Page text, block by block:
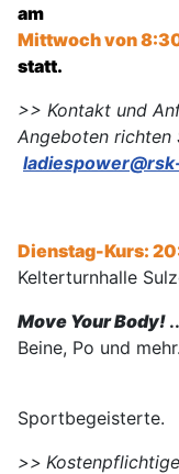
am
Mittwoch von
statt.
>> Kontakt und
Angeboten
Dienstag-Kurs:
Kelterturnhalle
Move Your Body!
Beine, Po und mehr.
Der
Sportbegeisterte.
>>